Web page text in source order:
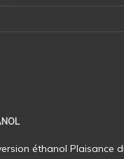
éthanol Plaisance